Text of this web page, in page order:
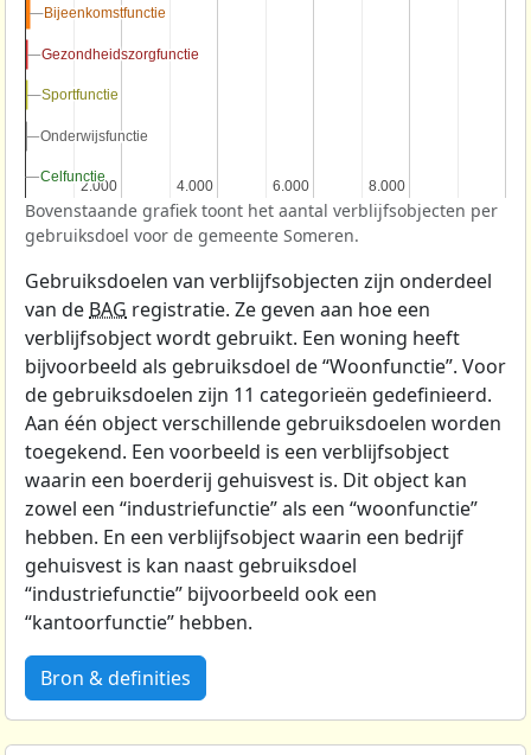
2.000
2.000 4.000
4.000 6.000
6.000 8.000
8.000
Bijeenkomstfunctie
Bijeenkomstfunctie
Gezondheidszorgfunctie
Gezondheidszorgfunctie
Sportfunctie
Sportfunctie
Onderwijsfunctie
Onderwijsfunctie
Celfunctie
Celfunctie
Bovenstaande grafiek toont het aantal verblijfsobjecten per
gebruiksdoel voor de gemeente Someren.
Gebruiksdoelen van verblijfsobjecten zijn onderdeel
van de BAG registratie. Ze geven aan hoe een
verblijfsobject wordt gebruikt. Een woning heeft
bijvoorbeeld als gebruiksdoel de “Woonfunctie”. Voor
de gebruiksdoelen zijn 11 categorieën gedefinieerd.
Aan één object verschillende gebruiksdoelen worden
toegekend. Een voorbeeld is een verblijfsobject
waarin een boerderij gehuisvest is. Dit object kan
zowel een “industriefunctie” als een “woonfunctie”
hebben. En een verblijfsobject waarin een bedrijf
gehuisvest is kan naast gebruiksdoel
“industriefunctie” bijvoorbeeld ook een
“kantoorfunctie” hebben.
Bron & definities